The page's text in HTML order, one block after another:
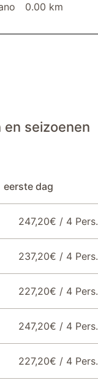
0.00 km
en seizoenen
eerste dag
247,20€ / 4 Pers.
237,20€ / 4 Pers.
227,20€ / 4 Pers.
247,20€ / 4 Pers.
227,20€ / 4 Pers.